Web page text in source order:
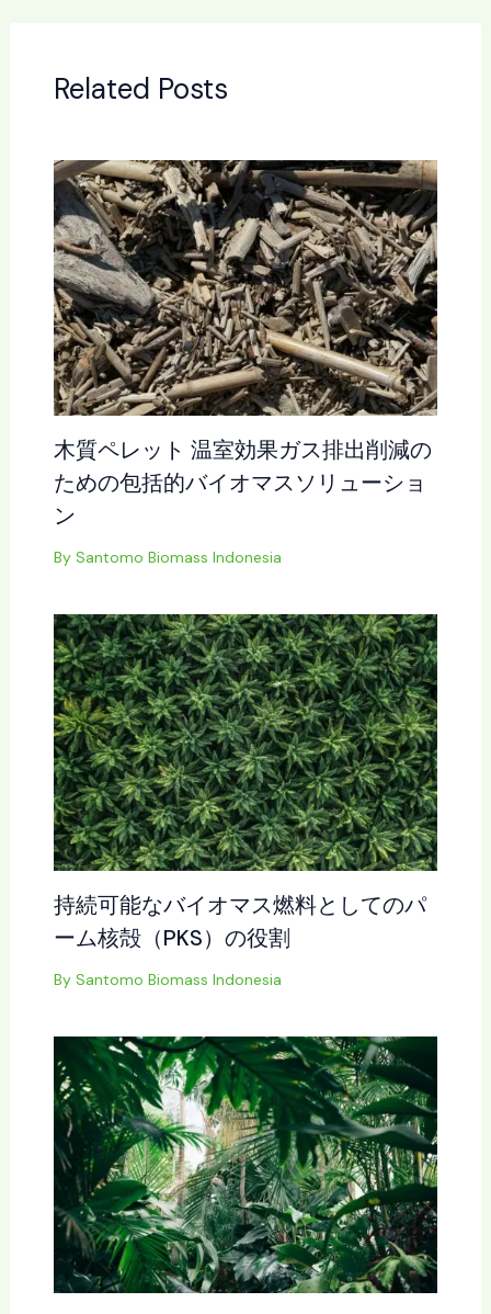
Related Posts
木質ペレット 温室効果ガス排出削減の
ための包括的バイオマスソリューショ
ン
By Santomo Biomass Indonesia
持続可能なバイオマス燃料としてのパ
ーム核殻（PKS）の役割
By Santomo Biomass Indonesia